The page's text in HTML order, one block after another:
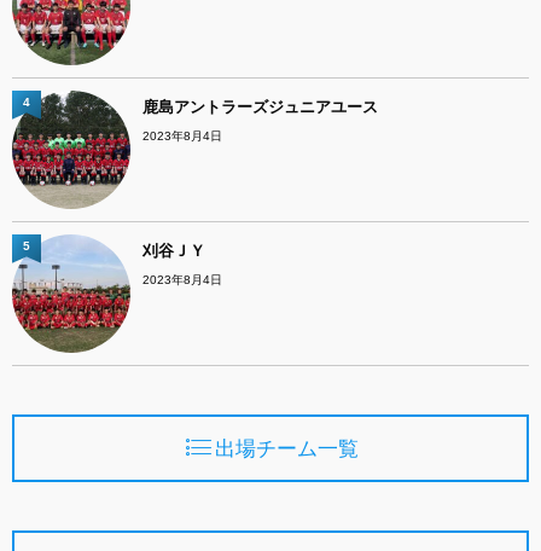
鹿島アントラーズジュニアユース
2023年8月4日
4
刈谷ＪＹ
2023年8月4日
5
出場チーム一覧